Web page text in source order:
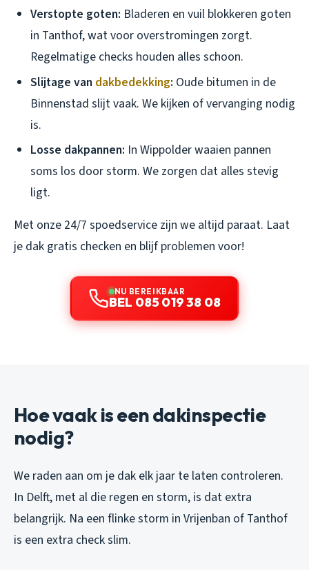
Verstopte goten: Bladeren en vuil blokkeren goten
in Tanthof, wat voor overstromingen zorgt.
Regelmatige checks houden alles schoon.
Slijtage van dakbedekking: Oude bitumen in de
Binnenstad slijt vaak. We kijken of vervanging nodig
is.
Losse dakpannen: In Wippolder waaien pannen
soms los door storm. We zorgen dat alles stevig
ligt.
Met onze 24/7 spoedservice zijn we altijd paraat. Laat
je dak gratis checken en blijf problemen voor!
NU BEREIKBAAR
BEL 085 019 38 08
Hoe vaak is een dakinspectie
nodig?
We raden aan om je dak elk jaar te laten controleren.
In Delft, met al die regen en storm, is dat extra
belangrijk. Na een flinke storm in Vrijenban of Tanthof
is een extra check slim.